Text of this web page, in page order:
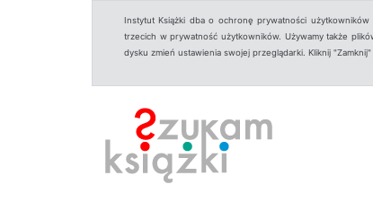
Instytut Książki dba o ochronę prywatności
trzecich w prywatność użytkowników. Używamy także
dysku zmień ustawienia swojej przeglądarki. Kliknij